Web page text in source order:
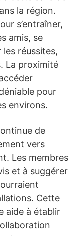
la région.
s’entraîner,
amis, se
réussites,
La proximité
pour
environs.
de
vers
Les membres
et à suggérer
Cette
aide à établir